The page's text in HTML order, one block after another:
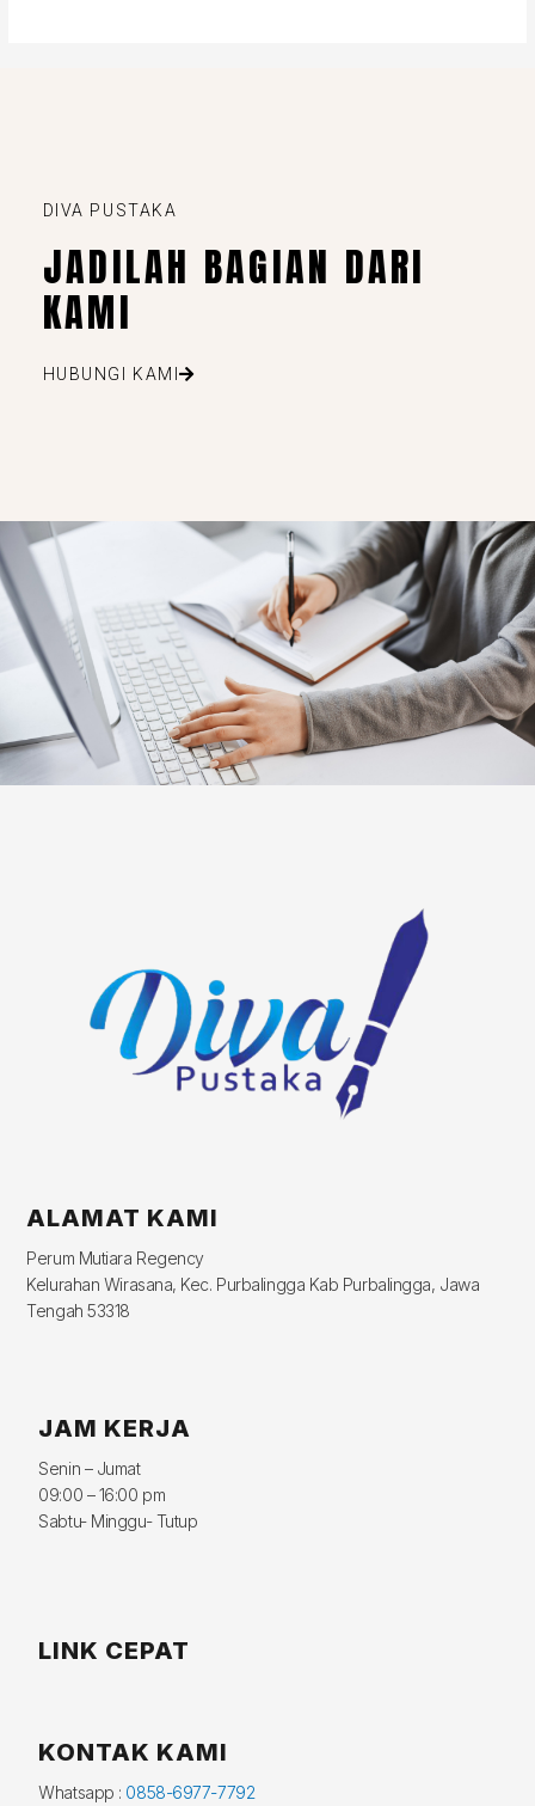
DIVA PUSTAKA
JADILAH BAGIAN DARI
KAMI
HUBUNGI KAMI
ALAMAT KAMI
Perum Mutiara Regency
Kelurahan Wirasana, Kec. Purbalingga Kab Purbalingga, Jawa
Tengah 53318
JAM KERJA
Senin – Jumat
09:00 – 16:00 pm
Sabtu- Minggu- Tutup
LINK CEPAT
KONTAK KAMI
Whatsapp : 0858-6977-7792